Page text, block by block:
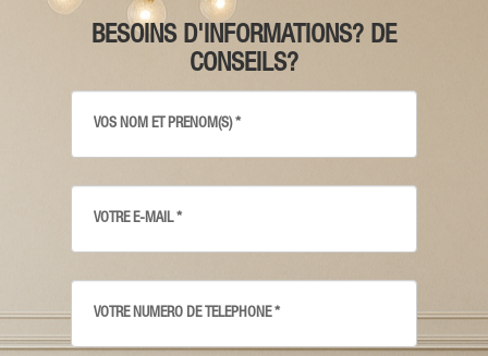
BESOINS D'INFORMATIONS? DE
CONSEILS?